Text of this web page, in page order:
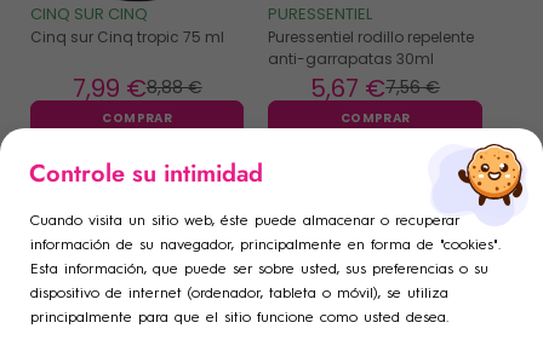
CINQ SUR CINQ
Cinq sur Cinq tropic 75 ml
8,88 €
7,99 €
COMPRAR
PURESSENTIEL
Puressentiel rodillo repelente
anti-garrapatas 30ml
7,56 €
5,67 €
COMPRAR
-10%
×
add_circle_outline Crear una nueva lista
((modalTitle)) ×
Crear lista de deseos ×
Nombre de la lista de deseos
Iniciar sesión ×
Debe iniciar sesión para guardar productos en su lista de
deseos.
Controle su intimidad
Cuando visita un sitio web, éste puede almacenar o recuperar
información de su navegador, principalmente en forma de "cookies".
Esta información, que puede ser sobre usted, sus preferencias o su
dispositivo de internet (ordenador, tableta o móvil), se utiliza
principalmente para que el sitio funcione como usted desea.